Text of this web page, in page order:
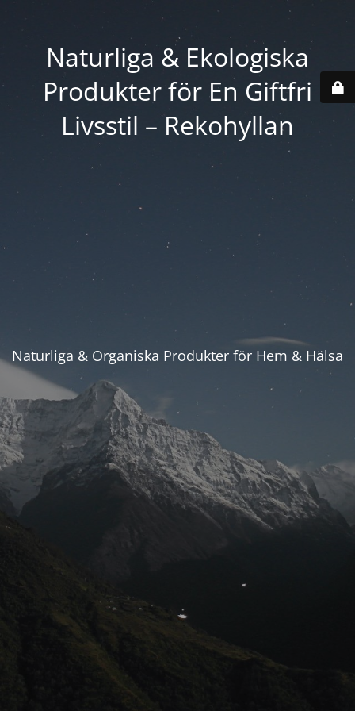
Naturliga & Ekologiska
Produkter för En Giftfri
Livsstil – Rekohyllan
Naturliga & Organiska Produkter för Hem & Hälsa